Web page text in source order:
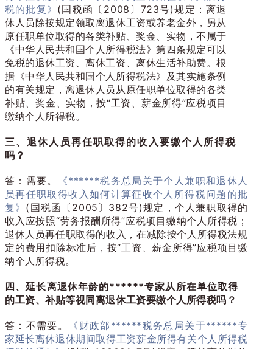
税的批复》 (国税函〔2008〕723号)规定：离退
休人员除按规定领取离退休工资或养老金外，另从
原任职单位取得的各类补贴、奖金、实物，不属于
《中华人民共和国个人所得税法》第四条规定可以
免税的退休工资、离休工资、离休生活补助费。根
据《中华人民共和国个人所得税法》及其实施条例
的有关规定，离退休人员从原任职单位取得的各类
补贴、奖金、实物，按“工资、薪金所得”应税项目
缴纳个人所得税。
三、退休人员再任职取得的收入要缴个人所得税
吗？
答：需要。
《******税务总局关于个人兼职和退休人
员再任职取得收入如何计算征收个人所得税问题的批
复》 (国税函〔2005〕382号)规定，个人兼职取得的
收入应按照“劳务报酬所得”应税项目缴纳个人所得税；
退休人员再任职取得的收入，在减除按个人所得税法规
定的费用扣除标准后，按“工资、薪金所得”应税项目缴
纳个人所得税。
四、延长离退休年龄的******专家从所在单位取得
的工资、补贴等视同离退休工资要缴个人所得税吗？
答：不需要。
《财政部******税务总局关于******专
家延长离休退休期间取得工资薪金所得有关个人所得税